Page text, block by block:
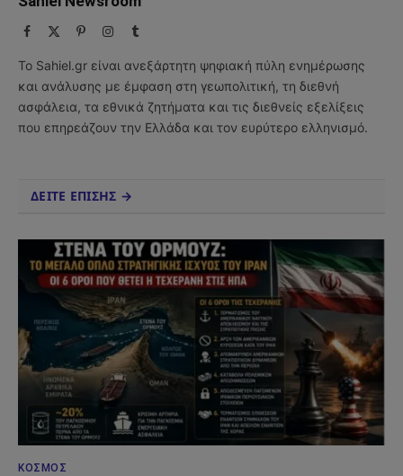
Facebook PinterestInstagram
Tumblr
Το Sahiel.gr είναι ανεξάρτητη ψηφιακή πύλη ενημέρωσης
και ανάλυσης με έμφαση στη γεωπολιτική, τη διεθνή
ασφάλεια, τα εθνικά ζητήματα και τις διεθνείς εξελίξεις
που επηρεάζουν την Ελλάδα και τον ευρύτερο ελληνισμό.
ΔΕΙΤΕ ΕΠΙΣΗΣ →
ΚΌΣΜΟΣ